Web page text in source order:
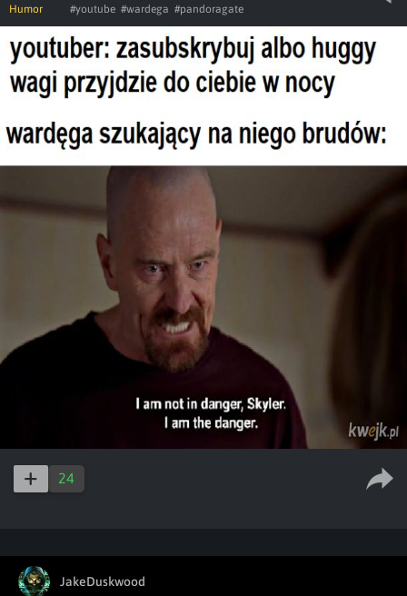
Humor #youtube #wardega #pandoragate
24
JakeDuskwood